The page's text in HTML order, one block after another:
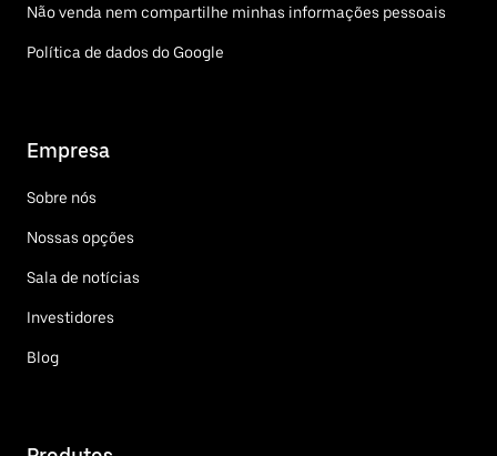
Não venda nem compartilhe minhas informações pessoais
Política de dados do Google
Empresa
Sobre nós
Nossas opções
Sala de notícias
Investidores
Blog